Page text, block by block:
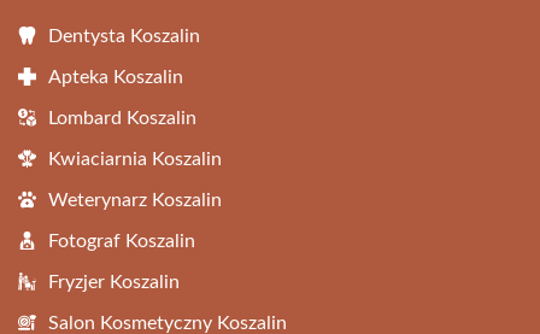
Dentysta Koszalin
Apteka Koszalin
Lombard Koszalin
Kwiaciarnia Koszalin
Weterynarz Koszalin
Fotograf Koszalin
Fryzjer Koszalin
Salon Kosmetyczny Koszalin